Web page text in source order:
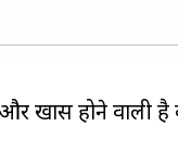
खास होने वाली